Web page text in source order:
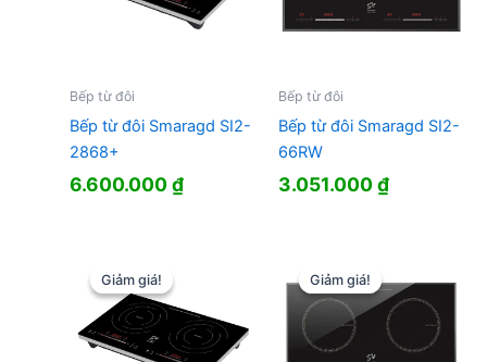
Bếp từ đôi
Bếp từ đôi Smaragd SI2-
2868+
6.600.000₫
Bếp từ đôi
Bếp từ đôi Smaragd SI2-
66RW
3.051.000₫
Giảm giá!
Giảm giá! Giảm giá!
Giảm giá!